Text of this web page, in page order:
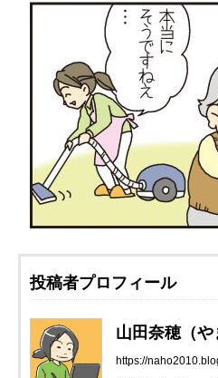
投稿者プロフィール
山田奈穂（や
https://